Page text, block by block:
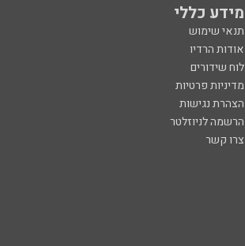
מידע כללי
תנאי שימוש
אודות הרדיו
לוח שידורים
מדיניות פרטיות
הצהרת נגישות
הרשמה לניוזלטר
צרו קשר